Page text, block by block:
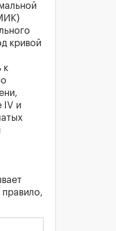
кривой
к
IV и
правило,